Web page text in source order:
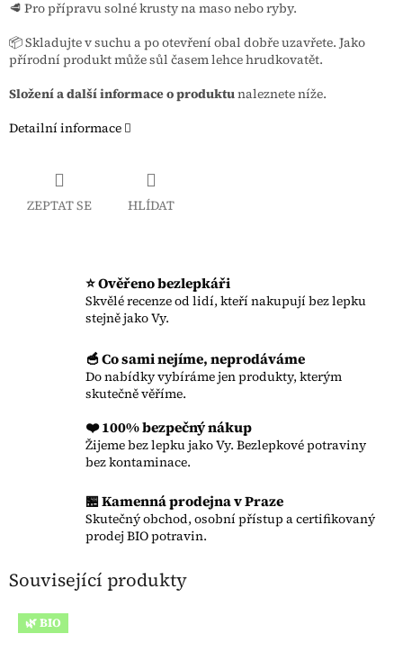
🥩 Pro přípravu solné krusty na maso nebo ryby.
📦 Skladujte v suchu a po otevření obal dobře uzavřete. Jako
přírodní produkt může sůl časem lehce hrudkovatět.
Složení a další informace o produktunaleznete níže.
Detailní informace
ZEPTAT SE HLÍDAT
⭐ Ověřeno bezlepkáři
Skvělé recenze od lidí, kteří nakupují bez lepku
stejně jako Vy.
🥣 Co sami nejíme, neprodáváme
Do nabídky vybíráme jen produkty, kterým
skutečně věříme.
❤️ 100% bezpečný nákup
Žijeme bez lepku jako Vy. Bezlepkové potraviny
bez kontaminace.
🏪 Kamenná prodejna v Praze
Skutečný obchod, osobní přístup a certifikovaný
prodej BIO potravin.
Související produkty
🌿 BIO